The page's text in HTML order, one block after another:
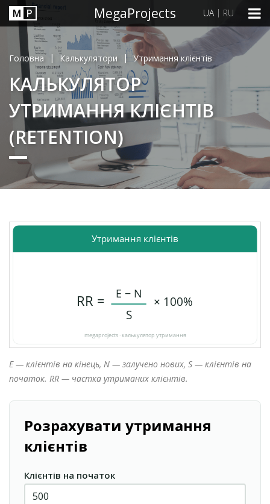
М P MegaProjects UA | RU
КАЛЬКУЛЯТОР
УТРИМАННЯ КЛІЄНТІВ
(RETENTION)
Головна | Калькулятори | Утримання клієнтів
E — клієнтів на кінець, N — залучено нових, S — клієнтів на
початок. RR — частка утриманих клієнтів.
Розрахувати утримання
клієнтів
Клієнтів на початок